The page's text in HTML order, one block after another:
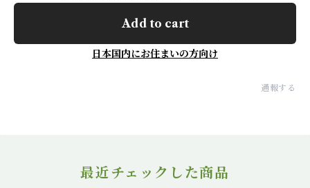
Add to cart
日本国内にお住まいの方向け
通報する
最近チェックした商品